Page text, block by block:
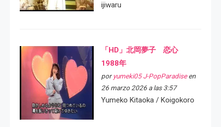
ijiwaru
「HD」北岡夢子 恋心
1988年
por yumeki05 J-PopParadiseen
26 marzo 2026 a las 3:57
Yumeko Kitaoka / Koigokoro